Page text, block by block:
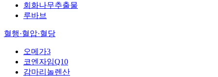
회화나무추출물
루바브
혈행·혈압·혈당
오메가3
코엔자임Q10
감마리놀렌산